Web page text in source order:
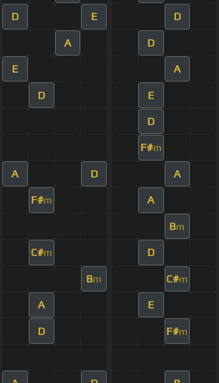
D E D
A D
E A
D E
D
F#m
A D A
F#m A
Bm
C#m D
Bm C#m
A E
D F#m